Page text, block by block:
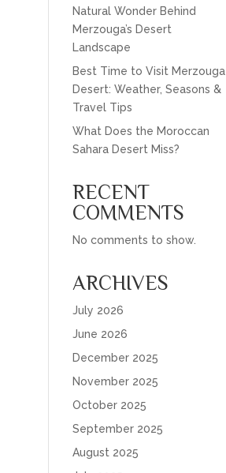
Natural Wonder Behind
Merzouga’s Desert
Landscape
Best Time to Visit Merzouga
Desert: Weather, Seasons &
Travel Tips
What Does the Moroccan
Sahara Desert Miss?
RECENT
COMMENTS
No comments to show.
ARCHIVES
July 2026
June 2026
December 2025
November 2025
October 2025
September 2025
August 2025